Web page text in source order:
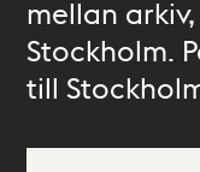
mellan
Stockholm.
till